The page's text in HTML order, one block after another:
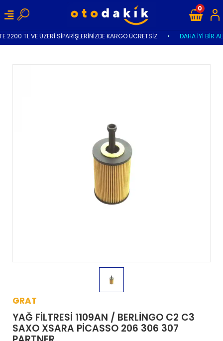
2200 TL VE ÜZERİ SİPARİŞLERİNİZDE KARGO ÜCRETSİZ DAHA İYİ BİR
0
GRAT
YAĞ FİLTRESİ 1109AN / BERLİNGO C2 C3
SAXO XSARA PİCASSO 206 306 307